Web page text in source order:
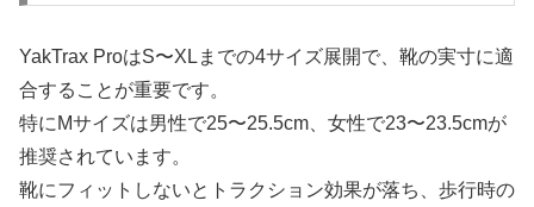
YakTrax ProはS〜XLまでの4サイズ展開で、靴の実寸に適
合することが重要です。
特にMサイズは男性で25〜25.5cm、女性で23〜23.5cmが
推奨されています。
靴にフィットしないとトラクション効果が落ち、歩行時の